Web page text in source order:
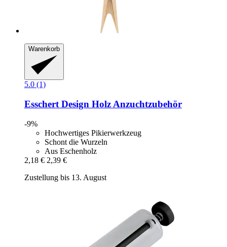
Warenkorb
5.0 (1)
Esschert Design Holz Anzuchtzubehör
-9%
Hochwertiges Pikierwerkzeug
Schont die Wurzeln
Aus Eschenholz
2,18 € 2,39 €
Zustellung bis 13. August